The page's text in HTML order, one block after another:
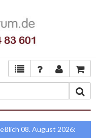
08. August 2026: